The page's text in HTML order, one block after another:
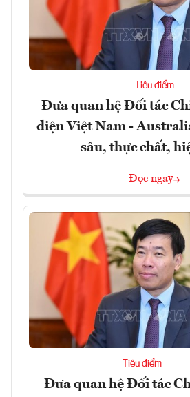
Tiêu điểm
Đưa quan hệ Đối tác
diện Việt Nam -
sâu, thực chất,
Đọc ngay
Tiêu điểm
Đưa quan hệ Đối tác